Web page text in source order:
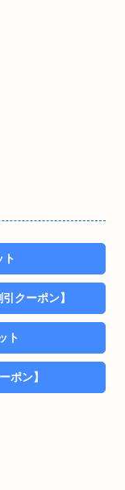
ト
クーポン】
ト
ポン】